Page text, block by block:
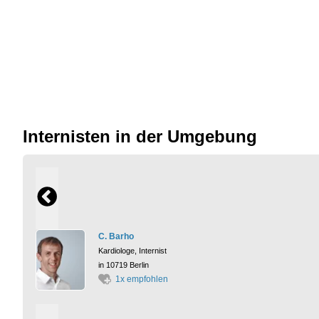
Internisten in der Umgebung
C. Barho
Kardiologe, Internist
in 10719 Berlin
1x empfohlen